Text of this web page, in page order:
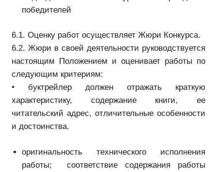
победителей
6.1. Оценку работ осуществляет Жюри Конкурса.
6.2. Жюри в своей деятельности руководствуется
настоящим Положением и оценивает работы по
следующим критериям:
• буктрейлер должен отражать краткую
характеристику, содержание книги, ее
читательский адрес, отличительные особенности
и достоинства.
оригинальность технического исполнения
работы; соответствие содержания работы